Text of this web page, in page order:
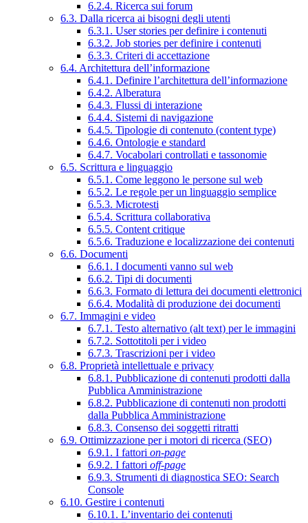
6.2.4. Ricerca sui forum
6.3. Dalla ricerca ai bisogni degli utenti
6.3.1. User stories per definire i contenuti
6.3.2. Job stories per definire i contenuti
6.3.3. Criteri di accettazione
6.4. Architettura dell’informazione
6.4.1. Definire l’architettura dell’informazione
6.4.2. Alberatura
6.4.3. Flussi di interazione
6.4.4. Sistemi di navigazione
6.4.5. Tipologie di contenuto (content type)
6.4.6. Ontologie e standard
6.4.7. Vocabolari controllati e tassonomie
6.5. Scrittura e linguaggio
6.5.1. Come leggono le persone sul web
6.5.2. Le regole per un linguaggio semplice
6.5.3. Microtesti
6.5.4. Scrittura collaborativa
6.5.5. Content critique
6.5.6. Traduzione e localizzazione dei contenuti
6.6. Documenti
6.6.1. I documenti vanno sul web
6.6.2. Tipi di documenti
6.6.3. Formato di lettura dei documenti elettronici
6.6.4. Modalità di produzione dei documenti
6.7. Immagini e video
6.7.1. Testo alternativo (alt text) per le immagini
6.7.2. Sottotitoli per i video
6.7.3. Trascrizioni per i video
6.8. Proprietà intellettuale e privacy
6.8.1. Pubblicazione di contenuti prodotti dalla
Pubblica Amministrazione
6.8.2. Pubblicazione di contenuti non prodotti
dalla Pubblica Amministrazione
6.8.3. Consenso dei soggetti ritratti
6.9. Ottimizzazione per i motori di ricerca (SEO)
6.9.1. I fattori on-page
6.9.2. I fattori off-page
6.9.3. Strumenti di diagnostica SEO: Search
Console
6.10. Gestire i contenuti
6.10.1. L’inventario dei contenuti